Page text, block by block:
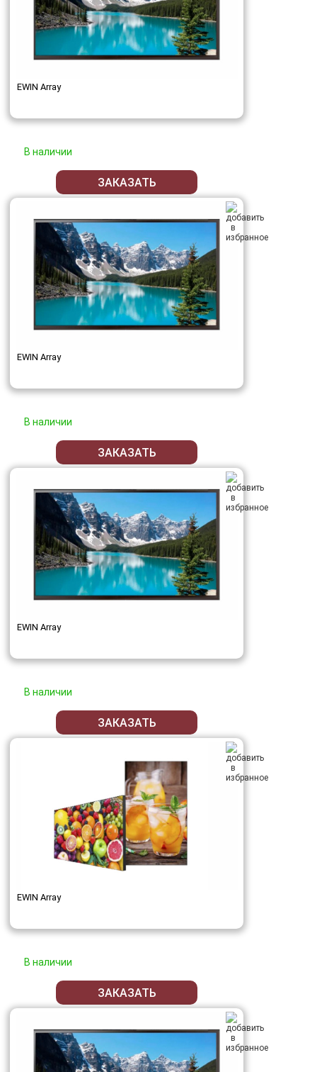
EWIN Array
В наличии
ЗАКАЗАТЬ
EWIN Array
В наличии
ЗАКАЗАТЬ
EWIN Array
В наличии
ЗАКАЗАТЬ
EWIN Array
В наличии
ЗАКАЗАТЬ